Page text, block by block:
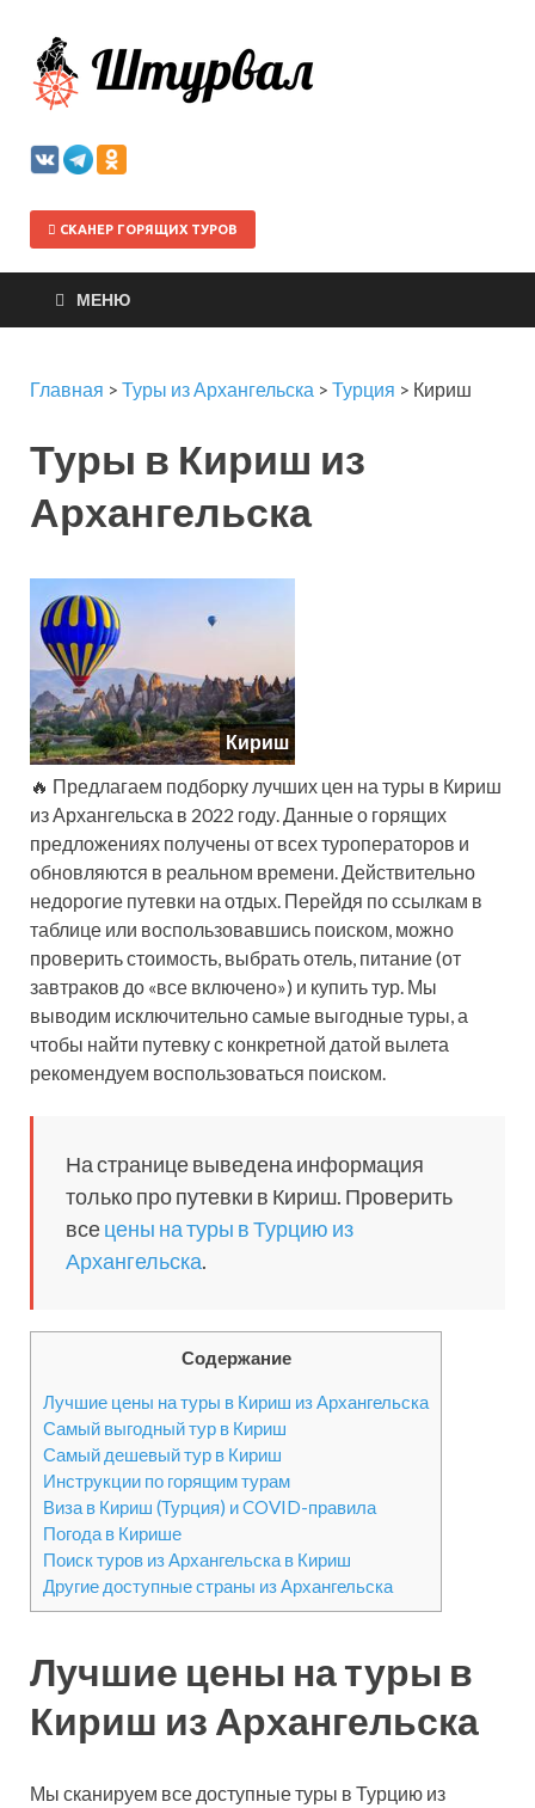
СКАНЕР ГОРЯЩИХ ТУРОВ
МЕНЮ
Главная > Туры из Архангельска > Турция > Кириш
Туры в Кириш из
Архангельска
Кириш
🔥 Предлагаем подборку лучших цен на туры в Кириш
из Архангельска в 2022 году. Данные о горящих
предложениях получены от всех туроператоров и
обновляются в реальном времени. Действительно
недорогие путевки на отдых. Перейдя по ссылкам в
таблице или воспользовавшись поиском, можно
проверить стоимость, выбрать отель, питание (от
завтраков до «все включено») и купить тур. Мы
выводим исключительно самые выгодные туры, а
чтобы найти путевку с конкретной датой вылета
рекомендуем воспользоваться поиском.
На странице выведена информация
только про путевки в Кириш. Проверить
всецены на туры в Турцию из
Архангельска.
Содержание
Лучшие цены на туры в Кириш из Архангельска
Самый выгодный тур в Кириш
Самый дешевый тур в Кириш
Инструкции по горящим турам
Виза в Кириш (Турция) и COVID-правила
Погода в Кирише
Поиск туров из Архангельска в Кириш
Другие доступные страны из Архангельска
Лучшие цены на туры в
Кириш из Архангельска
Мы сканируем все доступные туры в Турцию из